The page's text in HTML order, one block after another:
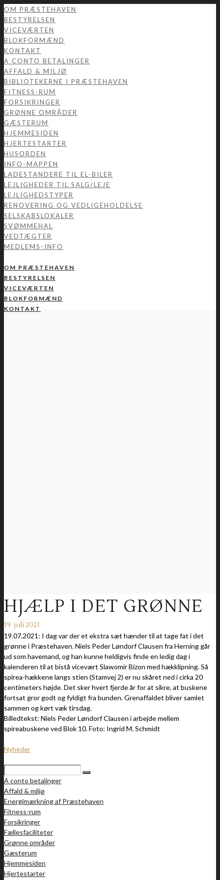
OM PRÆSTEHAVEN
BESTYRELSEN
VICEVÆRTEN
BLOKFORMÆND
KONTAKT
A CONTO BETALINGER
AFFALD & MILJØ
BIBLIOTEKERNE I PRÆSTEHAVEN
FITNESS-RUM
FORSIKRINGER
GRØNNE OMRÅDER
GÆSTERUM
HJEMMESIDEN
HJERTESTARTER
HUSORDEN
INFO-MAPPEN
LADESTANDERE TIL EL-BILER
LEJLIGHEDER TIL SALG/LEJE
LEJLIGHEDSTYPER
RENOVERING OG VEDLIGEHOLDELSE
SELSKABSLOKALER
SVØMMEHAL
VEDTÆGTER
MEDLEMS-INFO
OM PRÆSTEHAVEN
BESTYRELSEN
VICEVÆRTEN
BLOKFORMÆND
KONTAKT
HJÆLP I DET GRØNNE
19. juli 2021
19.07.2021: I dag var der et ekstra sæt hænder til at tage fat i det
grønne i Præstehaven. Niels Peder Løndorf Clausen fra Herning går
ud som havemand, og han kunne heldigvis finde en ledig dag i
kalenderen til at bistå vicevært Slawomir Bizon med hækklipning. Så
spirea-hækkene langs stien (Stamvej 2) er nu skåret ned i cirka 20
centimeters højde. Det sker hvert fjerde år for at sikre, at buskene
fortsat gror godt og fyldigt fra bunden. Grenaffaldet bliver samlet
sammen og kørt væk tirsdag.
Billedtekst: Niels Peder Løndorf Clausen i arbejde mellem
spireabuskene ved Blok 10. Foto: Ingrid M. Schmidt
Nyheder
A conto betalinger
Affald & miljø
Energimærkning af Præstehaven
Fitness-rum
Forsikringer
Fællesfaciliteter
Grønne områder
Gæsterum
Hjemmesiden
Hjertestarter